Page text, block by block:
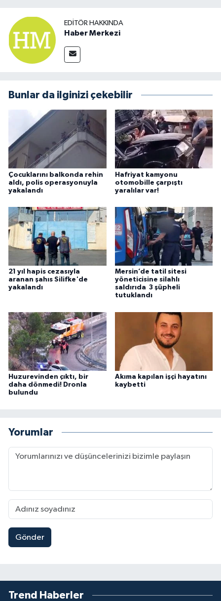
EDITÖR HAKKINDA
Haber Merkezi
Bunlar da ilginizi çekebilir
Çocuklarını balkonda rehin
aldı, polis operasyonuyla
yakalandı
Hafriyat kamyonu
otomobille çarpıştı
yaralılar var!
21 yıl hapis cezasıyla
aranan şahıs Silifke'de
yakalandı
Mersin’de tatil sitesi
yöneticisine silahlı
saldırıda 3 şüpheli
tutuklandı
Huzurevinden çıktı, bir
daha dönmedi! Dronla
bulundu
Akıma kapılan işçi hayatını
kaybetti
Yorumlar
Gönder
Trend Haberler